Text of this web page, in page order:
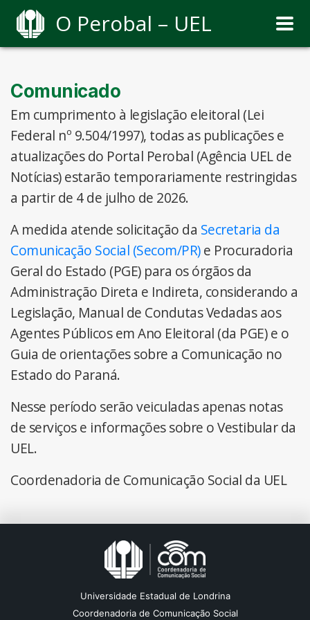
O Perobal – UEL
Comunicado
Em cumprimento à legislação eleitoral (Lei
Federal nº 9.504/1997), todas as publicações e
atualizações do Portal Perobal (Agência UEL de
Notícias) estarão temporariamente restringidas
a partir de 4 de julho de 2026.
A medida atende solicitação da Secretaria da
Comunicação Social (Secom/PR)e Procuradoria
Geral do Estado (PGE) para os órgãos da
Administração Direta e Indireta, considerando a
Legislação, Manual de Condutas Vedadas aos
Agentes Públicos em Ano Eleitoral (da PGE) e o
Guia de orientações sobre a Comunicação no
Estado do Paraná.
Nesse período serão veiculadas apenas notas
de serviços e informações sobre o Vestibular da
UEL.
Coordenadoria de Comunicação Social da UEL
Universidade Estadual de Londrina
Coordenadoria de Comunicação Social